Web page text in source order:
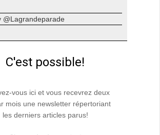
@Lagrandeparade
C'est possible!
vous ici et vous recevrez deux
mois une newsletter répertoriant
les derniers articles parus!